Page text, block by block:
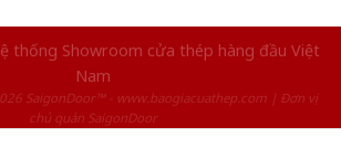
thống Showroom cửa thép hàng đầu Việt
Nam
SaigonDoor™ - www.baogiacuathep.com | Đơn vị
chủ quản SaigonDoor